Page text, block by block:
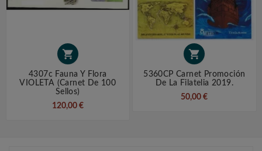

4307c Fauna Y Flora
VIOLETA (carnet De 100
Sellos)
120,00 €

5360CP Carnet Promoción
De La Filatelia 2019.
50,00 €